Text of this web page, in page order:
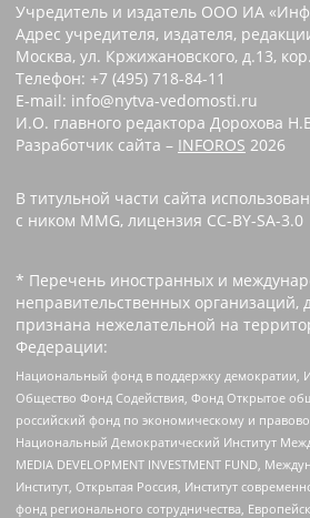
Учредитель и издатель ООО ИА
Адрес учредителя, издателя,
Москва, ул. Кржижановского, д.13,
Телефон: +7 (495) 718-84-11
E-mail: info@nytva-vedomosti.ru
И.О. главного редактора Дорохова
Разработчик сайта – INFOROS 2026
В титульной части сайта
с ником MMG, лицензия CC-BY-SA-3.0
* Перечень иностранных и
неправительственных организаций,
признана нежелательной на
Федерации:
Национальный фонд в поддержку демократии,
Общество Фонд Содействия, Фонд Открытое
российский фонд по экономическому и
Национальный Демократический Институт
MEDIA DEVELOPMENT INVESTMENT FUND,
Институт, Открытая Россия, Институт
фонд регионального сотрудничества,